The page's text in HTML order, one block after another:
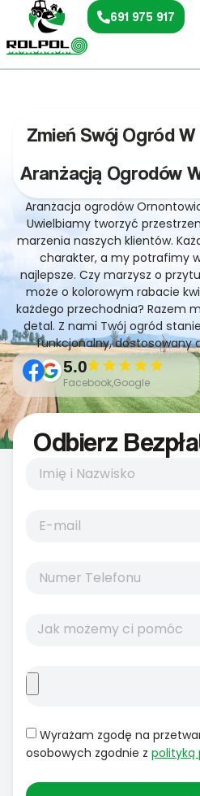
691 975 917
Zmień Swój Ogród
Aranżacją Ogrodów
Aranżacja ogrodów
Uwielbiamy tworzyć
marzenia naszych klientów.
charakter, a my potrafimy
najlepsze. Czy marzysz o
może o kolorowym rabacie
każdego przechodnia? Razem
detal. Z nami Twój ogród
funkcjonalny, dostosowany
5.0
Facebook,Google
Odbierz
Wyrażam zgodę na
osobowych zgodnie z polityką